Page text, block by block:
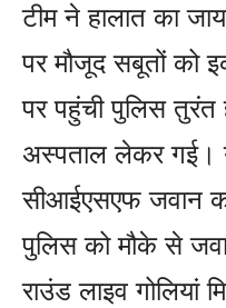
टीम ने हालात का
पर मौजूद सबूतों को
पर पहुंची पुलिस
अस्पताल लेकर गई।
सीआईएसएफ जवान
पुलिस को मौके से
राउंड लाइव गोलियां